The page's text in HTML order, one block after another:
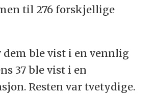
til 276 forskjellige
dem ble vist i en vennlig
37 ble vist i en
Resten var tvetydige.